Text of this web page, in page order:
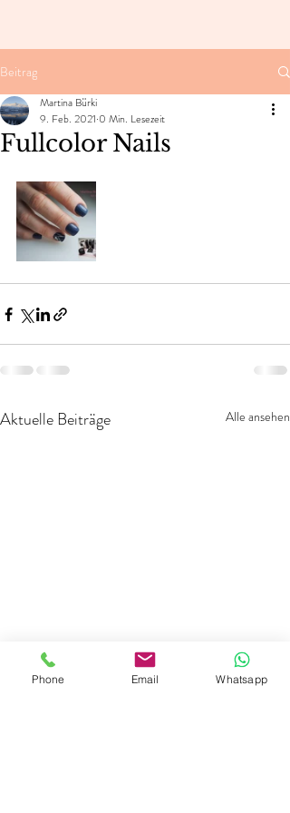
Beitrag
Fullcolor Nails
Martina Bürki
9. Feb. 2021 0 Min. Lesezeit
Aktuelle Beiträge Alle ansehen
Phone Email Whatsapp